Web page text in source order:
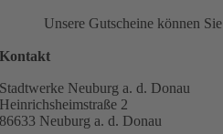
Unsere Gutscheine können Sie
Kontakt
Stadtwerke Neuburg a. d. Donau
Heinrichsheimstraße 2
86633 Neuburg a. d. Donau